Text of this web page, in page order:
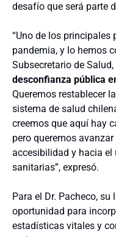
desafío que será parte
“Uno de los principales
pandemia, y lo hemos
Subsecretario de
desconfianza pública
Queremos restablecer
sistema de salud
creemos que aquí hay
pero queremos
accesibilidad y hacia
sanitarias”, expresó.
Para el Dr. Pacheco, su
oportunidad para
estadísticas vitales y